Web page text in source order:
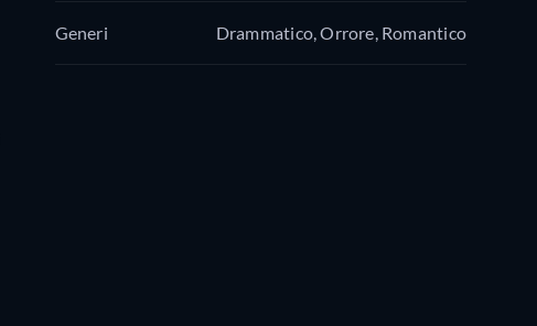
Generi Drammatico, Orrore, Romantico